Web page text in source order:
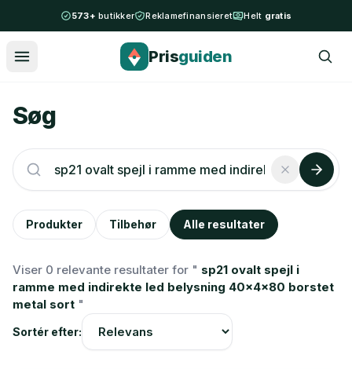
Spring til indhold
573+butikker Reklamefinansieret Helt gratis
Prisguiden
Søg
Produkter Tilbehør Alle resultater
Viser 0 relevante resultater for " sp21 ovalt spejl i
ramme med indirekte led belysning 40x4x80 borstet
metal sort "
Sortér efter: